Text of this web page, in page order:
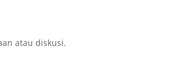
atau diskusi.